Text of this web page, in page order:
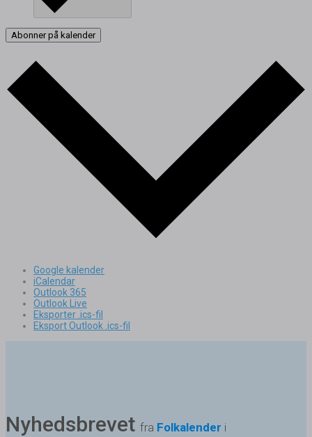
Abonner på kalender
Google kalender
iCalendar
Outlook 365
Outlook Live
Eksporter .ics-fil
Eksport Outlook .ics-fil
Nyhedsbrevet fra Folkalender i